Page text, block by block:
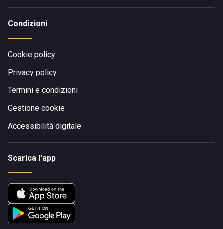
Condizioni
Cookie policy
Privacy policy
Termini e condizioni
Gestione cookie
Accessibilità digitale
Scarica l'app